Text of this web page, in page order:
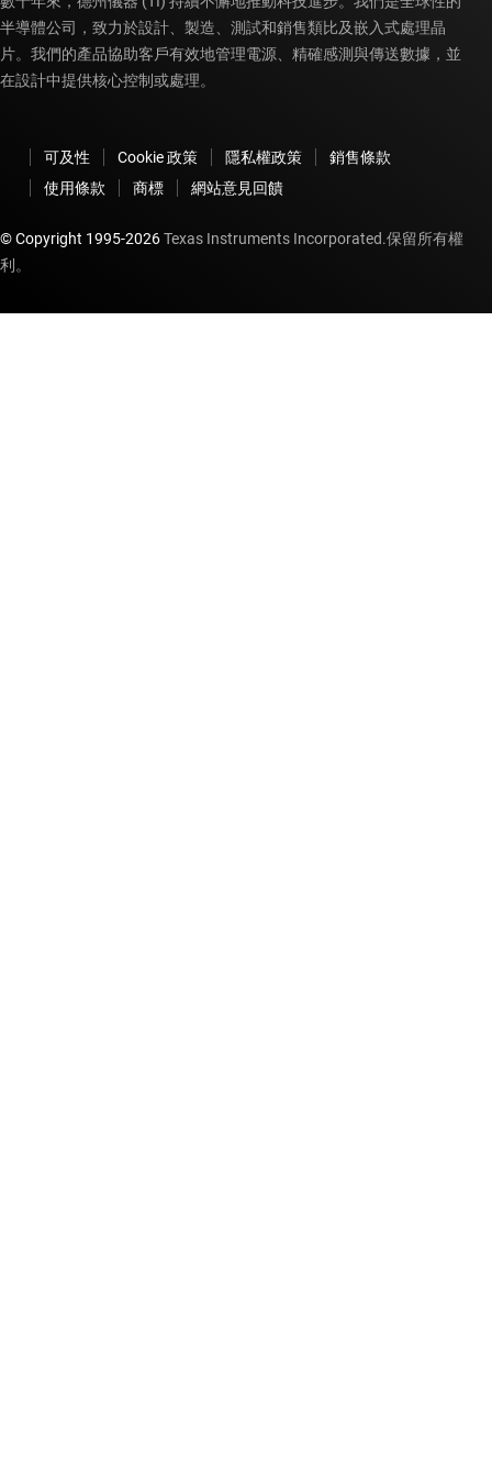
半導體公司，致力於設計、製造、測試和銷售類比及嵌入式處理晶
片。我們的產品協助客戶有效地管理電源、精確感測與傳送數據，並
在設計中提供核心控制或處理。
可及性 Cookie 政策 隱私權政策
銷售條款
使用條款
商標 網站意見回饋
© Copyright 1995-2026Texas Instruments Incorporated.保留所有權
利。